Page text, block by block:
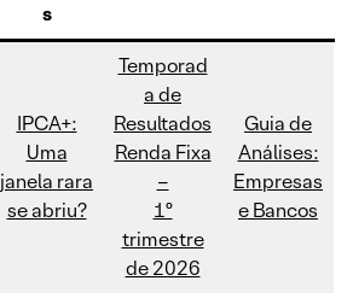
s
IPCA+:
Uma
janela rara
se abriu?
Temporad
a de
Resultados
Renda Fixa
–
1º
trimestre
de 2026
Guia de
Análises:
Empresas
e Bancos